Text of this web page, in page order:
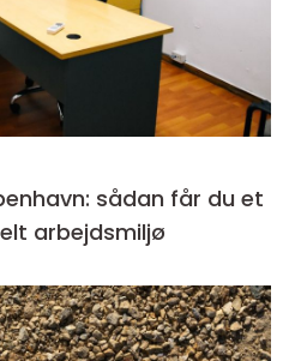
sådan får du et
arbejdsmiljø